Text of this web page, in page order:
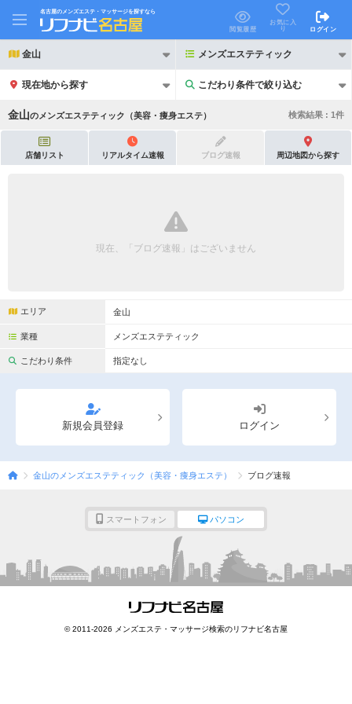
名古屋のメンズエステ・マッサージを探すなら
閲覧履歴
お気に入
り
ログイン
金山 メンズエステティック
現在地から探す こだわり条件で絞り込む
こだわり条件で絞り込む
完全個室
ペアルームあり シャワー室完備
フットバスあり
専用駐車場あり 有資格者在籍
日本人スタッフのみ 女性スタッフのみ
Ｗセラピスト
こだわり条件を変更
金山の メンズエステティック（美容・痩身エステ） 検索結果 : 1件
店舗リスト リアルタイム速報 ブログ速報 周辺地図から探す
現在、「ブログ速報」はございません
エリア 金山
業種 メンズエステティック
こだわり条件 指定なし
新規会員登録 ログイン
金山のメンズエステティック（美容・痩身エステ） ブログ速報
スマートフォン パソコン
© 2011-2026 メンズエステ・マッサージ検索のリフナビ名古屋